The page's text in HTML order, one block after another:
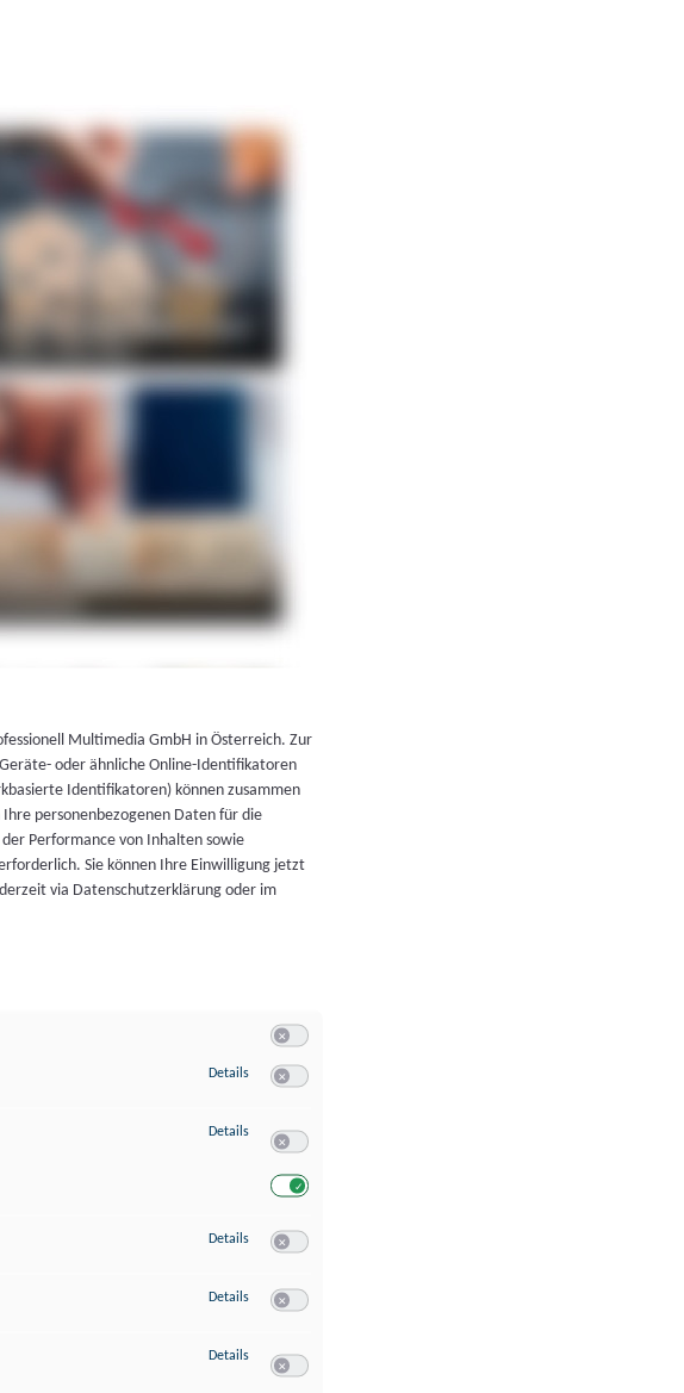
Multimedia GmbH in Österreich. Zur
Geräte- oder ähnliche Online-Identifikatoren
Identifikatoren) können zusammen
personenbezogenen Daten für die
Performance von Inhalten sowie
Sie können Ihre Einwilligung jetzt
via Datenschutzerklärung oder im
Details zu Speichern von oder Zugriff auf Informationen auf einem Endgerät
Details zu Verwendung reduzierter Daten zur Auswahl von Werbeanzeigen
Details zu Erstellung von Profilen für personalisierte Werbung
Details zu Verwendung von Profilen zur Auswahl personalisierter Werbung
Details zu Messung der Werbeleistung